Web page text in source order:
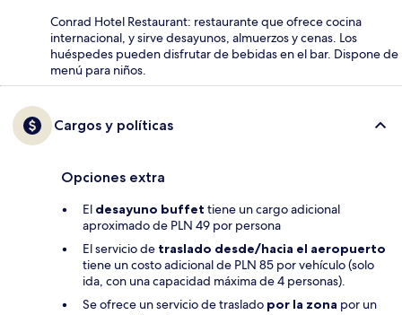
Conrad Hotel Restaurant: restaurante que ofrece cocina
internacional, y sirve desayunos, almuerzos y cenas. Los
huéspedes pueden disfrutar de bebidas en el bar. Dispone de
menú para niños.
Cargos y políticas
Opciones extra
El desayuno buffet tiene un cargo adicional
aproximado de PLN 49 por persona
El servicio de traslado desde/hacia el aeropuerto
tiene un costo adicional de PLN 85 por vehículo (solo
ida, con una capacidad máxima de 4 personas).
Se ofrece un servicio de traslado por la zona por un